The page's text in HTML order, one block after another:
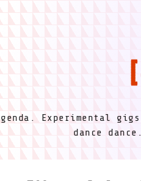
Experimental
dance